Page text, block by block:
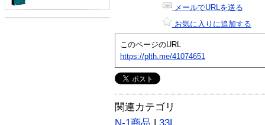
メールでURLを送る
お気に入りに追加する
このページのURL
https://plth.me/41074651
関連カテゴリ